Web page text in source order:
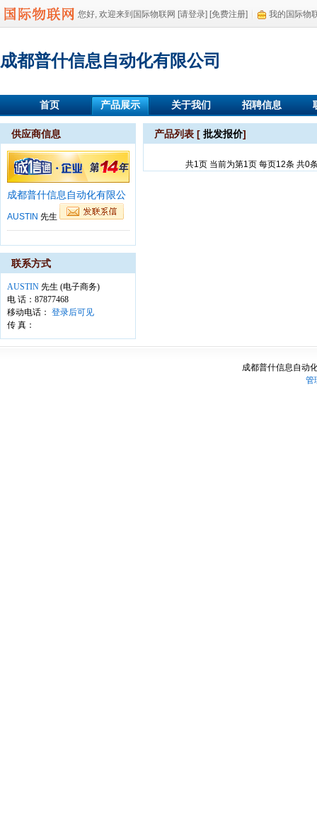
您好, 欢迎来到国际物联网 [请登录] [免费注册] 我的国际物
成都普什信息自动化有限公司
首页 产品展示 关于我们 招聘信息
供应商信息
成都普什信息自动化有限公
AUSTIN 先生
联系方式
AUSTIN 先生 (电子商务)
电 话：87877468
移动电话： 登录后可见
传 真：
产品列表 [ 批发报价]
共1页 当前为第1页 每页12条 共0
成都普什信息自动
管